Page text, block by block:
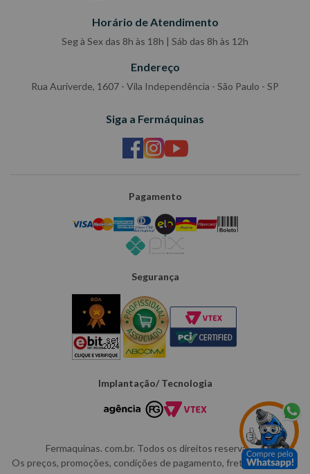
Horário de Atendimento
Seg à Sex das 8h às 18h | Sáb das 8h às 12h
Endereço
Rua Auriverde, 1607 - Vila Independência - São Paulo - SP
Siga a Fermáquinas
Pagamento
Segurança
Implantação/ Tecnologia
Fermaquinas. com.br. Todos os direitos reservados.
Os preços, promoções, condições de pagamento, frete e produtos